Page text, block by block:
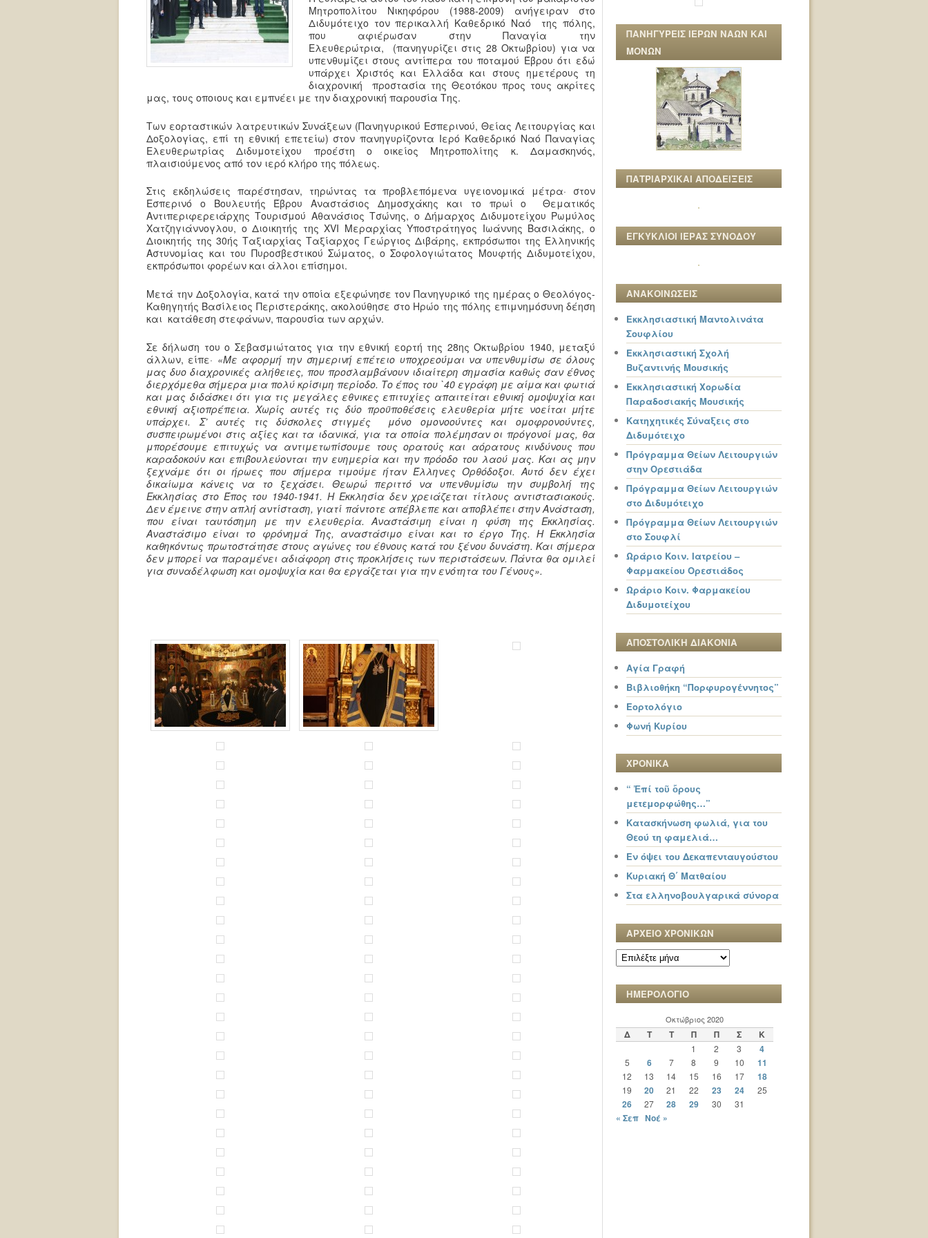
Μητροπολίτου Νικηφόρου (1988-2009) ανήγειραν στο
Διδυμότειχο τον περικαλλή Καθεδρικό Ναό της πόλης,
που αφιέρωσαν στην Παναγία την
Ελευθερώτρια, (πανηγυρίζει στις 28 Οκτωβρίου) για να
υπενθυμίζει στους αντίπερα του ποταμού Έβρου ότι εδώ
υπάρχει Χριστός και Ελλάδα και στους ημετέρους τη
διαχρονική προστασία της Θεοτόκου προς τους ακρίτες
μας, τους οποιους και εμπνέει με την διαχρονική παρουσία Της.
Των εορταστικών λατρευτικών Συνάξεων (Πανηγυρικού Εσπερινού, Θείας Λειτουργίας και
Δοξολογίας, επί τη εθνική επετείω) στον πανηγυρίζοντα Ιερό Καθεδρικό Ναό Παναγίας
Ελευθερωτρίας Διδυμοτείχου προέστη ο οικείος Μητροπολίτης κ. Δαμασκηνός,
πλαισιούμενος από τον ιερό κλήρο της πόλεως.
Στις εκδηλώσεις παρέστησαν, τηρώντας τα προβλεπόμενα υγειονομικά μέτρα· στον
Εσπερινό ο Βουλευτής Έβρου Αναστάσιος Δημοσχάκης και το πρωί ο Θεματικός
Αντιπεριφερειάρχης Τουρισμού Αθανάσιος Τσώνης, ο Δήμαρχος Διδυμοτείχου Ρωμύλος
Χατζηγιάννογλου, ο Διοικητής της XVI Μεραρχίας Υποστράτηγος Ιωάννης Βασιλάκης, ο
Διοικητής της 30ής Ταξιαρχίας Ταξίαρχος Γεώργιος Διβάρης, εκπρόσωποι της Ελληνικής
Αστυνομίας και του Πυροσβεστικού Σώματος, ο Σοφολογιώτατος Μουφτής Διδυμοτείχου,
εκπρόσωποι φορέων και άλλοι επίσημοι.
Μετά την Δοξολογία, κατά την οποία εξεφώνησε τον Πανηγυρικό της ημέρας ο Θεολόγος-
Καθηγητής Βασίλειος Περιστεράκης, ακολούθησε στο Ηρώο της πόλης επιμνημόσυνη δέηση
και κατάθεση στεφάνων, παρουσία των αρχών.
Σε δήλωση του ο Σεβασμιώτατος για την εθνική εορτή της 28ης Οκτωβρίου 1940, μεταξύ
άλλων, είπε· «Με αφορμή την σημερινή επέτειο υποχρεούμαι να υπενθυμίσω σε όλους
μας δυο διαχρονικές αλήθειες, που προσλαμβάνουν ιδιαίτερη σημασία καθώς σαν έθνος
διερχόμεθα σήμερα μια πολύ κρίσιμη περίοδο. Το έπος του `40 εγράφη με αίμα και φωτιά
και μας διδάσκει ότι για τις μεγάλες εθνικες επιτυχίες απαιτείται εθνική ομοψυχία και
εθνική αξιοπρέπεια. Χωρίς αυτές τις δύο προϋποθέσεις ελευθερία μήτε νοείται μήτε
υπάρχει. Σ’ αυτές τις δύσκολες στιγμές μόνο ομονοούντες και ομοφρονούντες,
συσπειρωμένοι στις αξίες και τα ιδανικά, για τα οποία πολέμησαν οι πρόγονοί μας, θα
μπορέσουμε επιτυχώς να αντιμετωπίσουμε τους ορατούς και αόρατους κινδύνους που
καραδοκούν και επιβουλεύονται την ευημερία και την πρόοδο του λαού μας. Και ας μην
ξεχνάμε ότι οι ήρωες που σήμερα τιμούμε ήταν Έλληνες Ορθόδοξοι. Αυτό δεν έχει
δικαίωμα κάνεις να το ξεχάσει. Θεωρώ περιττό να υπενθυμίσω την συμβολή της
Εκκλησίας στο Έπος του 1940-1941. Η Εκκλησία δεν χρειάζεται τίτλους αντιστασιακούς.
Δεν έμεινε στην απλή αντίσταση, γιατί πάντοτε απέβλεπε και αποβλέπει στην Ανάσταση,
που είναι ταυτόσημη με την ελευθερία. Αναστάσιμη είναι η φύση της Εκκλησίας.
Αναστάσιμο είναι το φρόνημά Της, αναστάσιμο είναι και το έργο Της. Η Εκκλησία
καθηκόντως πρωτοστάτησε στους αγώνες του έθνους κατά του ξένου δυνάστη. Και σήμερα
δεν μπορεί να παραμένει αδιάφορη στις προκλήσεις των περιστάσεων. Πάντα θα ομιλεί
για συναδέλφωση και ομοψυχία και θα εργάζεται για την ενότητα του Γένους».
ΠΑΝΗΓΥΡΕΙΣ ΙΕΡΩΝ ΝΑΩΝ ΚΑΙ
ΜΟΝΩΝ
ΠΑΤΡΙΑΡΧΙΚΑΙ ΑΠΟΔΕΙΞΕΙΣ
ΕΓΚΥΚΛΙΟΙ ΙΕΡΑΣ ΣΥΝΟΔΟΥ
ΑΝΑΚΟΙΝΩΣΕΙΣ
Εκκλησιαστική Μαντολινάτα
Σουφλίου
Εκκλησιαστική Σχολή
Βυζαντινής Μουσικής
Εκκλησιαστική Χορωδία
Παραδοσιακής Μουσικής
Κατηχητικές Σύναξεις στο
Διδυμότειχο
Πρόγραμμα Θείων Λειτουργιών
στην Ορεστιάδα
Πρόγραμμα Θείων Λειτουργιών
στο Διδυμότειχο
Πρόγραμμα Θείων Λειτουργιών
στο Σουφλί
Ωράριο Κοιν. Ιατρείου –
Φαρμακείου Ορεστιάδος
Ωράριο Κοιν. Φαρμακείου
Διδυμοτείχου
ΑΠΟΣΤΟΛΙΚΗ ΔΙΑΚΟΝΙΑ
Αγία Γραφή
Βιβλιοθήκη “Πορφυρογέννητος”
Εορτολόγιο
Φωνή Κυρίου
ΧΡΟΝΙΚΑ
“ Ἐπί τοῦ ὄρους
μετεμορφώθης…”
Κατασκήνωση φωλιά, για του
Θεού τη φαμελιά…
Εν όψει του Δεκαπενταυγούστου
Κυριακή Θ΄ Ματθαίου
Στα ελληνοβουλγαρικά σύνορα
ΑΡΧΕΙΟ ΧΡΟΝΙΚΩΝ
ΑΡΧΕΙΟ
ΧΡΟΝΙΚΩΝ
ΗΜΕΡΟΛΟΓΙΟ
Οκτώβριος 2020
Δ Τ Τ Π Π Σ Κ
1 2 3 4
5 6 7 8 9 10 11
12 13 14 15 16 17 18
19 20 21 22 23 24 25
26 27 28 29 30 31
« Σεπ Νοέ »